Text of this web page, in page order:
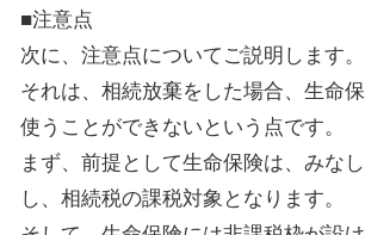
■注意点
次に、注意点についてご説明します。
それは、相続放棄をした場合、生命
使うことができないという点です。
まず、前提として生命保険は、みな
し、相続税の課税対象となります。